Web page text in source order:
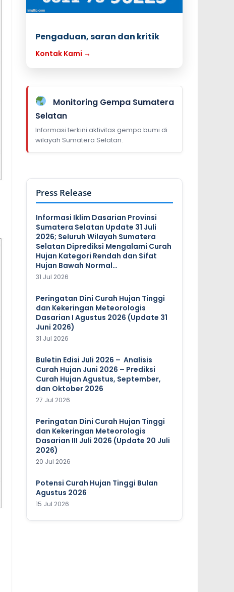
Pengaduan, saran dan kritik
Kontak Kami →
Monitoring Gempa Sumatera
Selatan
Informasi terkini aktivitas gempa bumi di
wilayah Sumatera Selatan.
Press Release
Informasi Iklim Dasarian Provinsi
Sumatera Selatan Update 31 Juli
2026; Seluruh Wilayah Sumatera
Selatan Diprediksi Mengalami Curah
Hujan Kategori Rendah dan Sifat
Hujan Bawah Normal…
31 Jul 2026
Peringatan Dini Curah Hujan Tinggi
dan Kekeringan Meteorologis
Dasarian I Agustus 2026 (Update 31
Juni 2026)
31 Jul 2026
Buletin Edisi Juli 2026 – Analisis
Curah Hujan Juni 2026 – Prediksi
Curah Hujan Agustus, September,
dan Oktober 2026
27 Jul 2026
Peringatan Dini Curah Hujan Tinggi
dan Kekeringan Meteorologis
Dasarian III Juli 2026 (Update 20 Juli
2026)
20 Jul 2026
Potensi Curah Hujan Tinggi Bulan
Agustus 2026
15 Jul 2026